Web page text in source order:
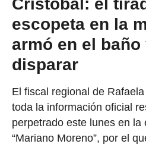
Cristóbal: el
escopeta en la
armó en el
disparar
El fiscal regional de
toda la información oficial
perpetrado este lunes en la
“Mariano Moreno”, por el